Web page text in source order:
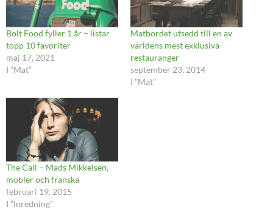
Bolt Food fyller 1 år – listar
topp 10 favoriter
maj 17, 2021
I ”Mat”
Matbordet utsedd till en av
världens mest exklusiva
restauranger
september 23, 2014
I ”Mat”
The Call – Mads Mikkelsen,
möbler och franska
februari 19, 2015
I ”Inredning”